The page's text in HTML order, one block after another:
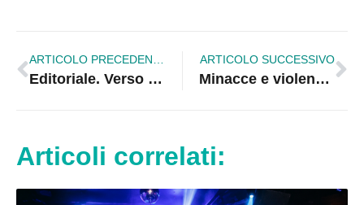
Editoriale. Verso una nuova Cosenza: prospettive di fusione amministrativa e sviluppo territoriale
ARTICOLO SUCCESSIVO
Minacce e violenza a Corigliano-Rossano: una denuncia e un arresto
Articoli correlati: